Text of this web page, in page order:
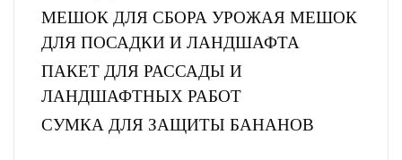
МЕШОК ДЛЯ СБОРА УРОЖАЯ МЕШОК
ДЛЯ ПОСАДКИ И ЛАНДШАФТА
ПАКЕТ ДЛЯ РАССАДЫ И
ЛАНДШАФТНЫХ РАБОТ
СУМКА ДЛЯ ЗАЩИТЫ БАНАНОВ